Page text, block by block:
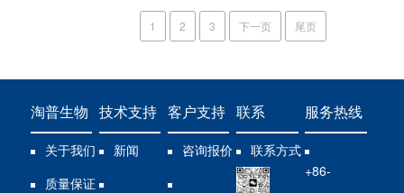
1 2 3 下一页 尾页
淘普生物
关于我们
质量保证
技术支持
新闻
客户支持
咨询报价
联系
联系方式
服务热线
+86-